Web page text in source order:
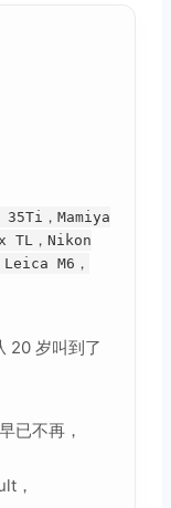
，Mamiya
TL，Nikon
Leica M6，
20 岁叫到了
已不再，
，